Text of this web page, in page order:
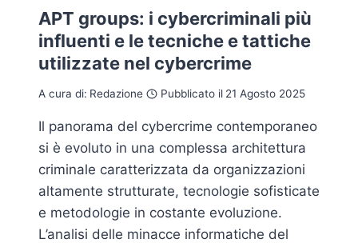
APT groups: i cybercriminali più
influenti e le tecniche e tattiche
utilizzate nel cybercrime
A cura di: Redazione Pubblicato il 21 Agosto 2025
Il panorama del cybercrime contemporaneo
si è evoluto in una complessa architettura
criminale caratterizzata da organizzazioni
altamente strutturate, tecnologie sofisticate
e metodologie in costante evoluzione.
L’analisi delle minacce informatiche del